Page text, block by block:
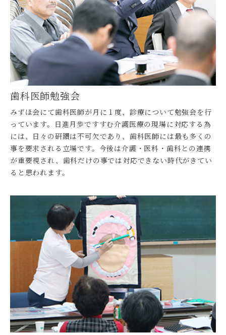
歯科医師勉強会
みずほ会にて歯科医師が月に１度、診療について勉強会を行
っています。日進月歩ですすむ介護医療の現場に対応する為
には、日々の研鑽は不可欠であり、歯科医師には最も多くの
事を要求される立場です。今後は介護・医科・歯科との連携
が重要視され、歯科だけの事では対応できない時代がきてい
ると思われます。